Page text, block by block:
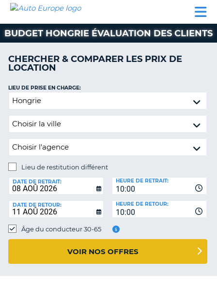
LOCATION
VOITURE
CAMPING-
CAR
CLIENT
AUTO
EUROPE
LOCATION
VOITURE
CAMPING-
CAR
PARTENAIRES
SUPPORT
CLIENT
COMPTE
MA
BUDGET HONGRIE ÉVALUATION DES CLIENTS
CHERCHER & COMPARER LES PRIX DE
LOCATION
Lieu
restitution
LIEU DE PRISE EN CHARGE:
Lieu de restitution différent
DE
RESTITUTION:
DATE DE RETRAIT:
10:00
HEURE DE RETRAIT:
DATE DE RETOUR:
10:00
HEURE DE RETOUR:
Âge du conducteur 30-65
VOIR NOS OFFRES